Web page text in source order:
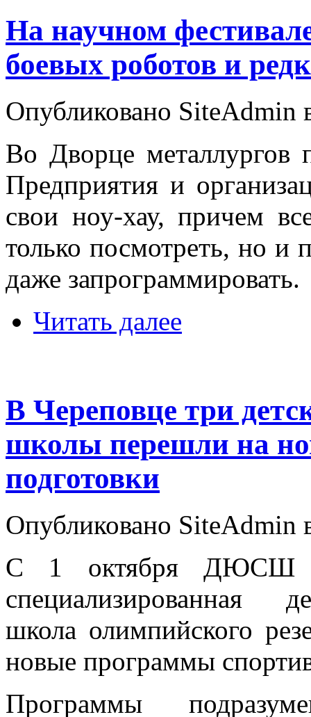
На научном
боевых роботов и
Опубликовано
Во Дворце металлургов
Предприятия и
свои ноу-хау, причем
только посмотреть, но и
даже запрограммировать.
Читать далее
В Череповце три
школы перешли на
подготовки
Опубликовано SiteAdmin
С 1 октября
специализированная
школа олимпийского
новые программы
Программы